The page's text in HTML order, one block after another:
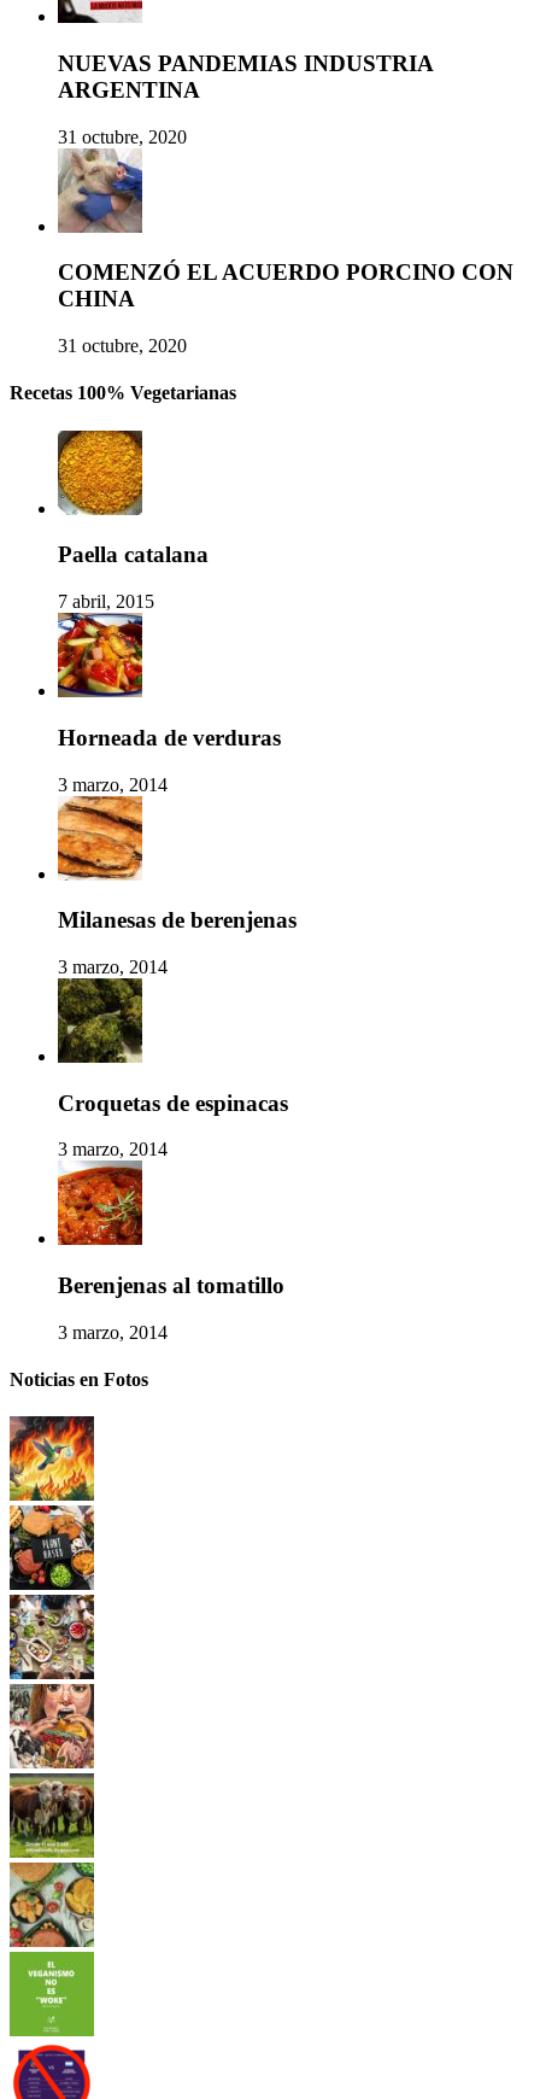
NUEVAS PANDEMIAS INDUSTRIA
ARGENTINA
31 octubre, 2020
COMENZÓ EL ACUERDO PORCINO CON
CHINA
31 octubre, 2020
Recetas 100% Vegetarianas
Paella catalana
7 abril, 2015
Horneada de verduras
3 marzo, 2014
Milanesas de berenjenas
3 marzo, 2014
Croquetas de espinacas
3 marzo, 2014
Berenjenas al tomatillo
3 marzo, 2014
Noticias en Fotos